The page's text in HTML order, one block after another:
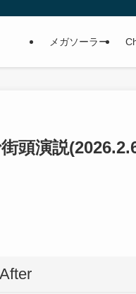
メガソーラー
頭演説
After